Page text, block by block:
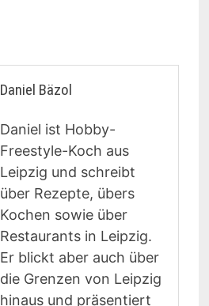
Daniel Bäzol
Daniel ist Hobby-
Freestyle-Koch aus
Leipzig und schreibt
über Rezepte, übers
Kochen sowie über
Restaurants in Leipzig.
Er blickt aber auch über
die Grenzen von Leipzig
hinaus und präsentiert